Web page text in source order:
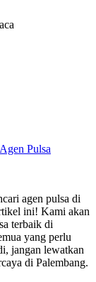
Pulsa
agen pulsa di
ini! Kami akan
terbaik di
yang perlu
jangan lewatkan
di Palembang.